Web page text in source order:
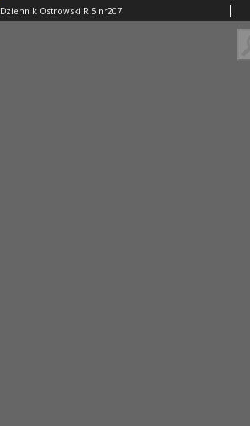
Dziennik Ostrowski R.5 nr207